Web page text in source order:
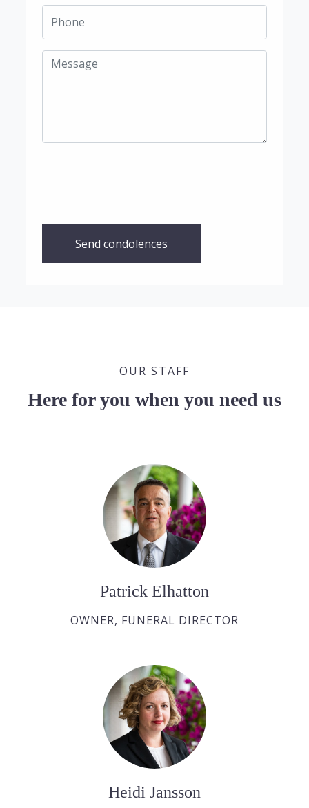
Send condolences
OUR STAFF
Here for you when you need us
Patrick Elhatton
OWNER, FUNERAL DIRECTOR
Heidi Jansson